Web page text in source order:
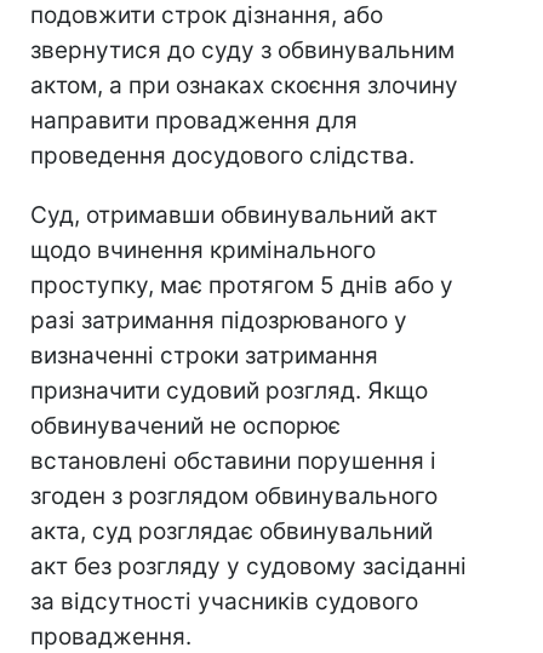
подовжити строк дізнання, або
звернутися до суду з обвинувальним
актом, а при ознаках скоєння злочину
направити провадження для
проведення досудового слідства.
Суд, отримавши обвинувальний акт
щодо вчинення кримінального
проступку, має протягом 5 днів або у
разі затримання підозрюваного у
визначенні строки затримання
призначити судовий розгляд. Якщо
обвинувачений не оспорює
встановлені обставини порушення і
згоден з розглядом обвинувального
акта, суд розглядає обвинувальний
акт без розгляду у судовому засіданні
за відсутності учасників судового
провадження.